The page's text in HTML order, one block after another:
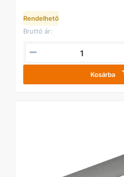
Rendelhető
Bruttó ár:
Kosárba